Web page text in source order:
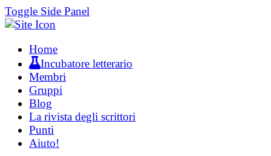
Toggle Side Panel
Home
Incubatore letterario
Membri
Gruppi
Blog
La rivista degli scrittori
Punti
Aiuto!